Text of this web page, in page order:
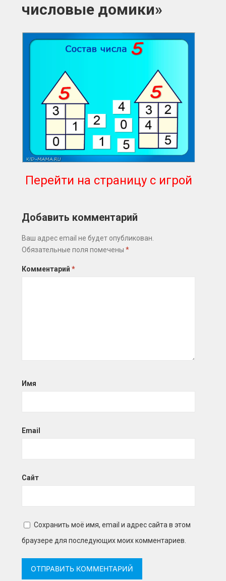
числовые домики»
Перейти на страницу с игрой
Добавить комментарий
Ваш адрес email не будет опубликован.
Обязательные поля помечены*
Комментарий*
Имя
Email
Сайт
Сохранить моё имя, email и адрес сайта в этом
браузере для последующих моих комментариев.